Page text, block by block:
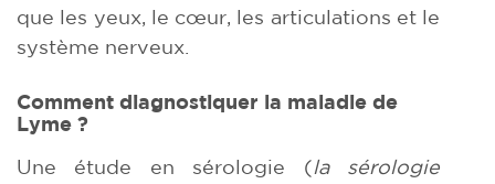
que les yeux, le cœur, les articulations et le
système nerveux.
Comment diagnostiquer la maladie de
Lyme ?
Une étude en sérologie (la sérologie